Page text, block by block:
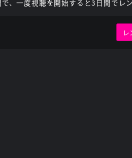
、一度視聴を開始すると3日間でレ
レ